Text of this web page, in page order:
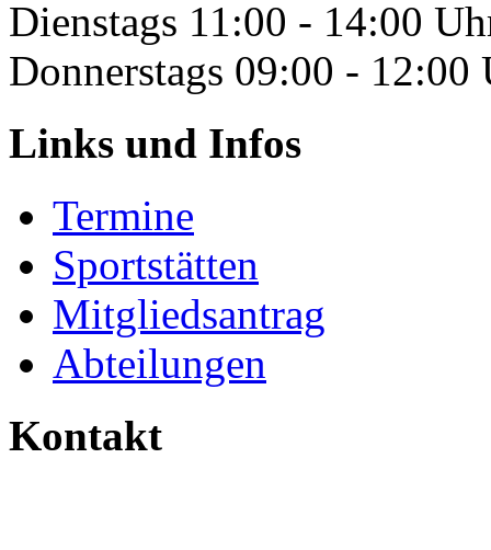
Dienstags 11:00 - 14:00
Donnerstags 09:00 - 12:00
Links und Infos
Termine
Sportstätten
Mitgliedsantrag
Abteilungen
Kontakt